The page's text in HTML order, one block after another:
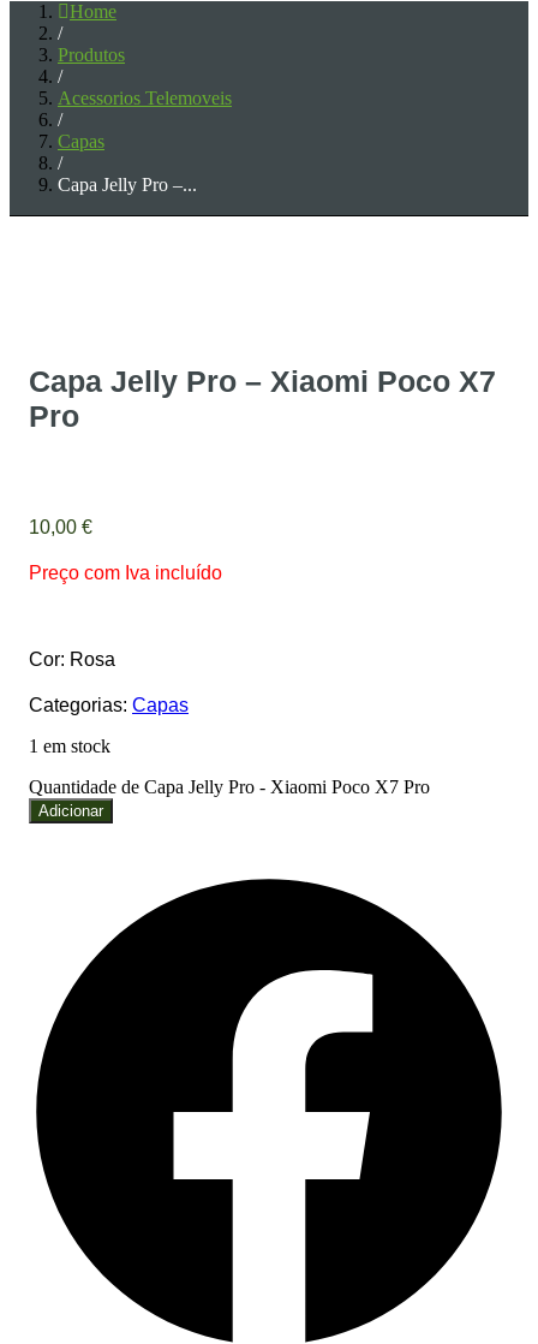
Home
/
Produtos
/
Acessorios Telemoveis
/
Capas
/
Capa Jelly Pro –...
Capa Jelly Pro – Xiaomi Poco X7
Pro
10,00 €
Preço com Iva incluído
Cor: Rosa
Categorias: Capas
1 em stock
Quantidade de Capa Jelly Pro - Xiaomi Poco X7 Pro
Adicionar